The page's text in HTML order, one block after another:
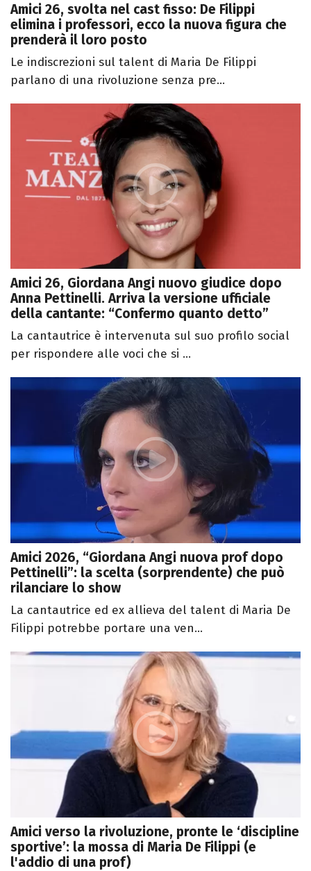
Amici 26, svolta nel cast fisso: De Filippi
elimina i professori, ecco la nuova figura che
prenderà il loro posto
Le indiscrezioni sul talent di Maria De Filippi
parlano di una rivoluzione senza pre...
Amici 26, Giordana Angi nuovo giudice dopo
Anna Pettinelli. Arriva la versione ufficiale
della cantante: “Confermo quanto detto”
La cantautrice è intervenuta sul suo profilo social
per rispondere alle voci che si ...
Amici 2026, “Giordana Angi nuova prof dopo
Pettinelli”: la scelta (sorprendente) che può
rilanciare lo show
La cantautrice ed ex allieva del talent di Maria De
Filippi potrebbe portare una ven...
Amici verso la rivoluzione, pronte le ‘discipline
sportive’: la mossa di Maria De Filippi (e
l'addio di una prof)